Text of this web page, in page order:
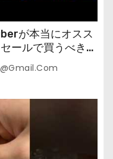
が本当にオスス
ールで買うべきも